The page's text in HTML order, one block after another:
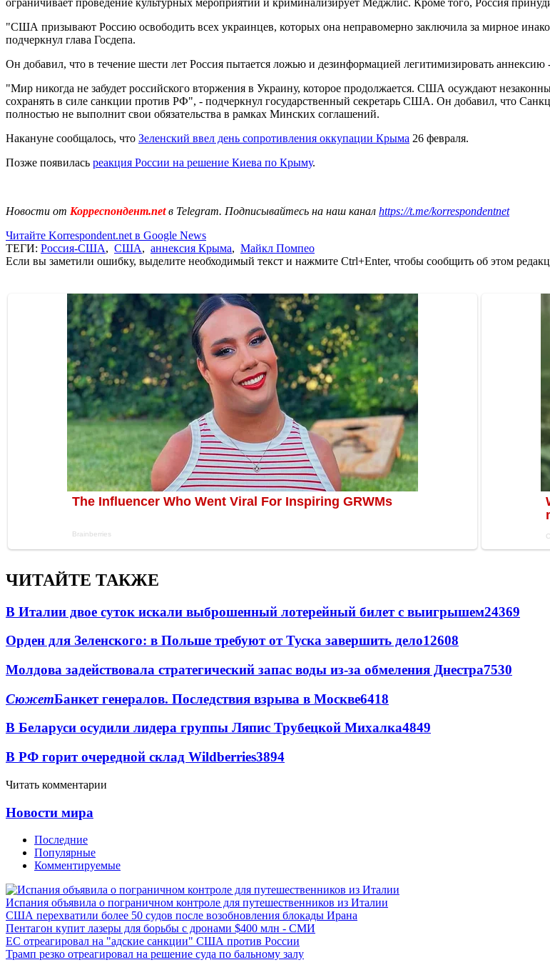
"США призывают Россию освободить всех украинцев, которых она неправомерно заключила за мирное
подчеркнул глава Госдепа.
Он добавил, что в течение шести лет Россия пытается ложью и дезинформацией легитимизировать аннексию
"Мир никогда не забудет российского вторжения в Украину, которое продолжается. США осуждают
сохранять в силе санкции против РФ", - подчеркнул государственный секретарь США. Он добавил, что
полностью не выполнит свои обязательства в рамках Минских соглашений.
Накануне сообщалось, что Зеленский ввел день сопротивления оккупации Крыма 26 февраля.
Позже появилась реакция России на решение Киева по Крыму.
Новости от Корреспондент.netв Telegram. Подписывайтесь на наш канал https://t.me/korrespondentnet
Читайте Korrespondent.net в Google News
ТЕГИ: Россия-США, США, аннексия Крыма, Майкл Помпео
Если вы заметили ошибку, выделите необходимый текст и нажмите Ctrl+Enter, чтобы сообщить об этом
ЧИТАЙТЕ ТАКЖЕ
В Италии двое суток искали выброшенный лотерейный билет с выигрышем24369
Орден для Зеленского: в Польше требуют от Туска завершить дело12608
Молдова задействовала стратегический запас воды из-за обмеления Днестра7530
СюжетБанкет генералов. Последствия взрыва в Москве6418
В Беларуси осудили лидера группы Ляпис Трубецкой Михалка4849
В РФ горит очередной склад Wildberries3894
Читать комментарии
Новости мира
Последние
Популярные
Комментируемые
Испания объявила о пограничном контроле для путешественников из Италии
США перехватили более 50 судов после возобновления блокады Ирана
Пентагон купит лазеры для борьбы с дронами $400 млн - СМИ
ЕС отреагировал на "адские санкции" США против России
Трамп резко отреагировал на решение суда по бальному залу